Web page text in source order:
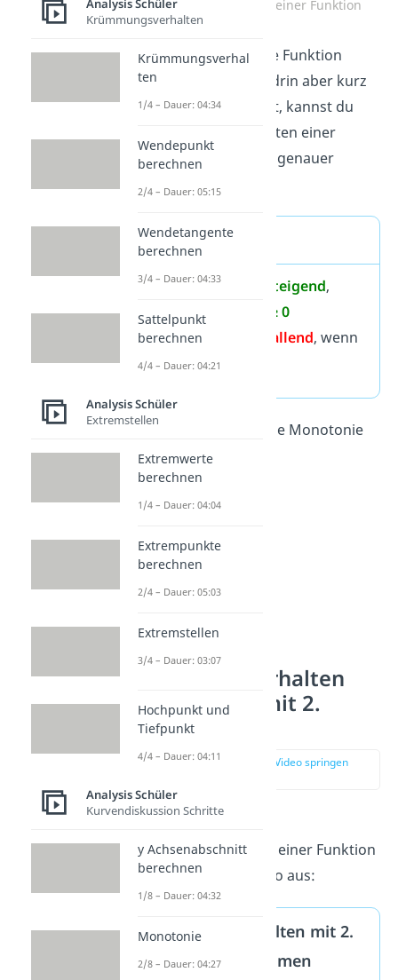
Monotonieverhalten einer Funktion
Für den Fall, dass eine Funktion
steigt/fällt, zwischendrin aber kurz
zum Stillstand kommt, kannst du
das Monotonieverhalten einer
Funktion f auch noch genauer
definieren:
Merke
f istmonoton steigend,
wenn gilt:
f'(x) ≥ 0
f istmonoton fallend, wenn
gilt:f'(x) ≤ 0
Aber wie kannst du die Monotonie
berechnen?
Monotonieverhalten
bestimmen: mit 2.
Ableitung
zur Stelle im Video springen
Monotonieverhalten
einer Funktion
zuberechnen , sieht so aus:
Monotonieverhalten mit 2.
Ableitung bestimmen
Analysis Schüler
Krümmungsverhalten
Krümmungsverhal
ten
1/4 – Dauer: 04:34
Wendepunkt
berechnen
2/4 – Dauer: 05:15
Wendetangente
berechnen
3/4 – Dauer: 04:33
Sattelpunkt
berechnen
4/4 – Dauer: 04:21
Analysis Schüler
Extremstellen
Extremwerte
berechnen
1/4 – Dauer: 04:04
Extrempunkte
berechnen
2/4 – Dauer: 05:03
Extremstellen
3/4 – Dauer: 03:07
Hochpunkt und
Tiefpunkt
4/4 – Dauer: 04:11
Analysis Schüler
Kurvendiskussion Schritte
y Achsenabschnitt
berechnen
1/8 – Dauer: 04:32
Monotonie
2/8 – Dauer: 04:27